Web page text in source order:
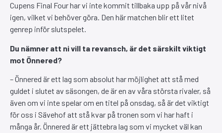
Cupens Final Four har vi inte kommit tillbaka upp på vår nivå
igen, vilket vi behöver göra. Den här matchen blir ett litet
genrep inför slutspelet.
Du nämner att ni vill ta revansch, är det särskilt viktigt
mot Önnered?
– Önnered är ett lag som absolut har möjlighet att stå med
guldet i slutet av säsongen, de är en av våra största rivaler, så
även om vi inte spelar om en titel på onsdag, så är det viktigt
för oss i Sävehof att stå kvar på tronen som vi har haft i
många år. Önnered är ett jättebra lag som vi mycket väl kan